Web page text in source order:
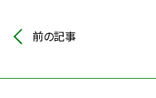
前の記事